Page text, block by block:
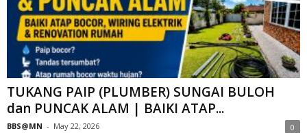
TUKANG PAIP (PLUMBER) SUNGAI BULOH
dan PUNCAK ALAM | BAIKI ATAP...
BBS@MN - May 22, 2026 0